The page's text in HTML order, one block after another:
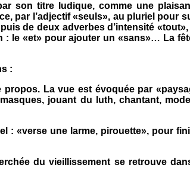
son titre ludique, comme une
par l’adjectif «seuls», au pluriel pour
de deux adverbes d’intensité
«et» pour ajouter un «sans»… La
:
La vue est évoquée par
jouant du luth, chantant,
: «verse une larme, pirouette», pour
du vieillissement se retrouve